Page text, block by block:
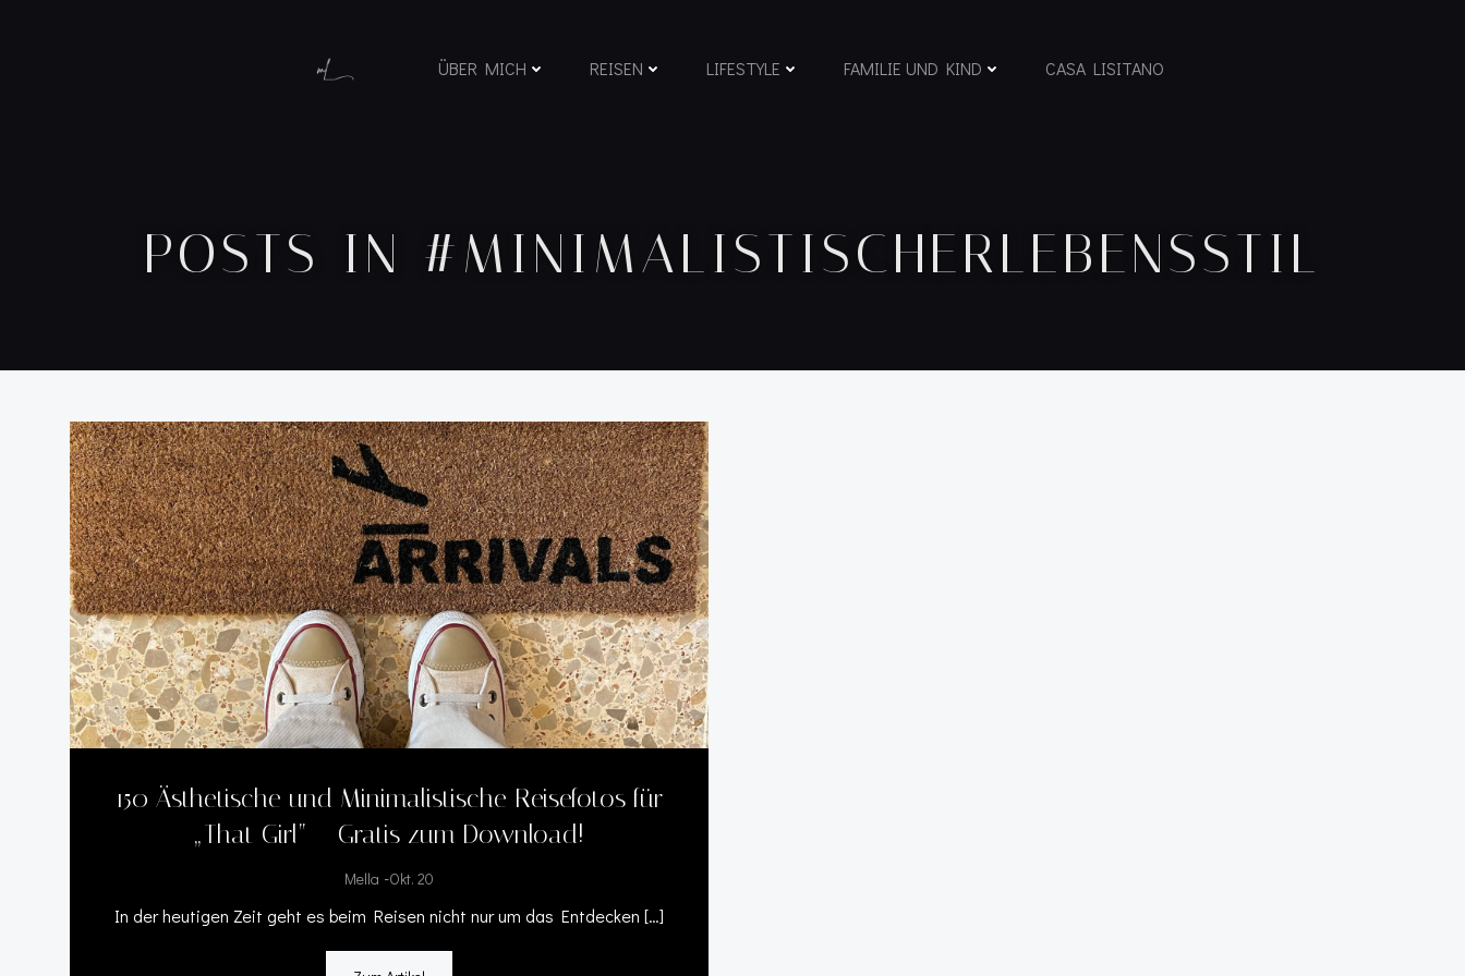
ÜBER MICH REISEN LIFESTYLE FAMILIE UND KIND CASA LISITANO
POSTS IN #MINIMALISTISCHERLEBENSSTIL
150 Ästhetische und Minimalistische Reisefotos für
„That Girl“ – Gratis zum Download!
Mella -Okt. 20
In der heutigen Zeit geht es beim Reisen nicht nur um das Entdecken […]